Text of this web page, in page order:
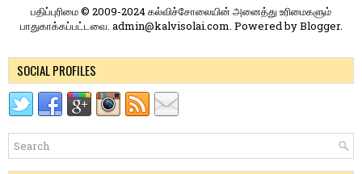
பதிப்புரிமை © 2009-2024 கல்விச்சோலையின் அனைத்து உரிமைகளும்
பாதுகாக்கப்பட்டவை. admin@kalvisolai.com. Powered byBlogger.
SOCIAL PROFILES